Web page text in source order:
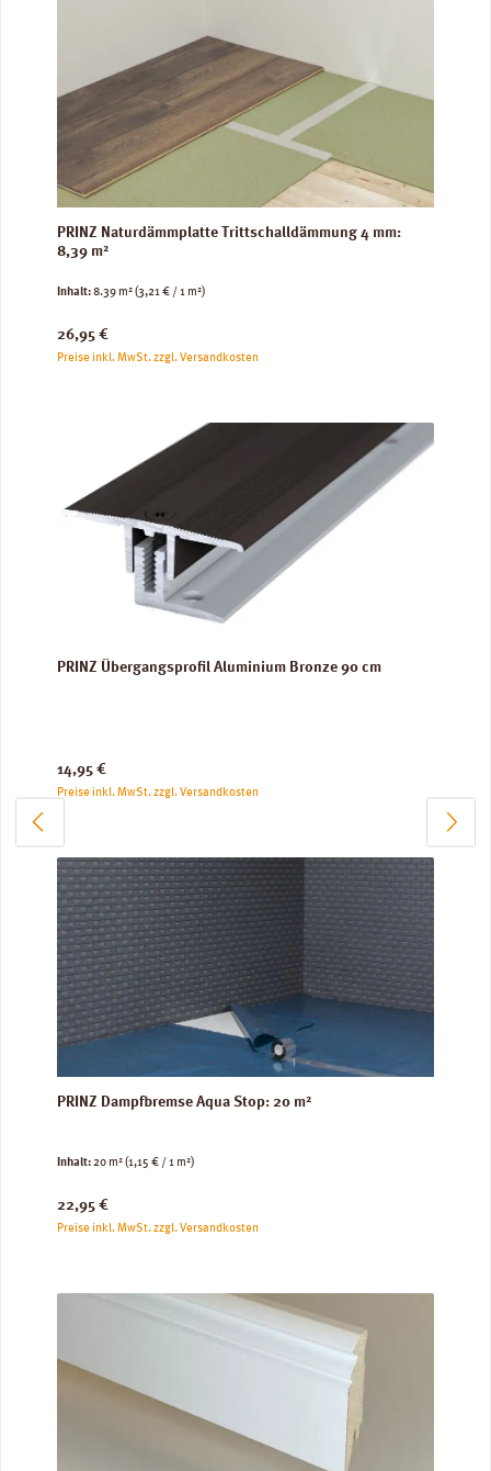
PRINZ Naturdämmplatte Trittschalldämmung 4 mm:
8,39 m²
Inhalt:8.39 m²(3,21 € / 1 m²)
Regulärer Preis:
26,95 €
Preise inkl. MwSt. zzgl. Versandkosten
PRINZ Übergangsprofil Aluminium Bronze 90 cm
Regulärer Preis:
14,95 €
Preise inkl. MwSt. zzgl. Versandkosten
PRINZ Dampfbremse Aqua Stop: 20 m²
Inhalt:20 m²(1,15 € / 1 m²)
Regulärer Preis:
22,95 €
Preise inkl. MwSt. zzgl. Versandkosten